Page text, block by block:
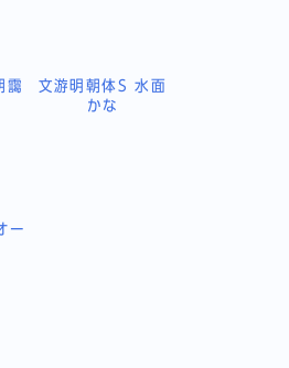
靄
文游明朝体S 水面
かな
ー